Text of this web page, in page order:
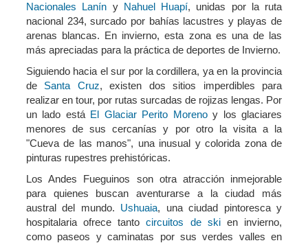
Nacionales Lanín y Nahuel Huapí, unidas por la ruta
nacional 234, surcado por bahías lacustres y playas de
arenas blancas. En invierno, esta zona es una de las
más apreciadas para la práctica de deportes de Invierno.
Siguiendo hacia el sur por la cordillera, ya en la provincia
de Santa Cruz, existen dos sitios imperdibles para
realizar en tour, por rutas surcadas de rojizas lengas. Por
un lado está El Glaciar Perito Morenoy los glaciares
menores de sus cercanías y por otro la visita a la
"Cueva de las manos", una inusual y colorida zona de
pinturas rupestres prehistóricas.
Los Andes Fueguinos son otra atracción inmejorable
para quienes buscan aventurarse a la ciudad más
austral del mundo. Ushuaia, una ciudad pintoresca y
hospitalaria ofrece tantocircuitos de skien invierno,
como paseos y caminatas por sus verdes valles en